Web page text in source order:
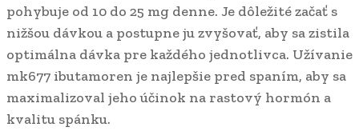
pohybuje od 10 do 25 mg denne. Je dôležité začať s
nižšou dávkou a postupne ju zvyšovať, aby sa zistila
optimálna dávka pre každého jednotlivca. Užívanie
mk677 ibutamoren je najlepšie pred spaním, aby sa
maximalizoval jeho účinok na rastový hormón a
kvalitu spánku.